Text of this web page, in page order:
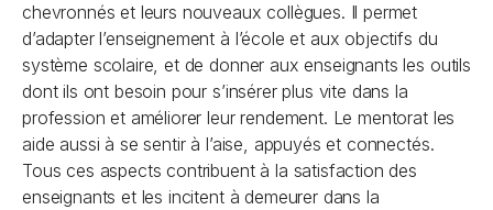
chevronnés et leurs nouveaux collègues. Il permet
d’adapter l’enseignement à l’école et aux objectifs du
système scolaire, et de donner aux enseignants les outils
dont ils ont besoin pour s’insérer plus vite dans la
profession et améliorer leur rendement. Le mentorat les
aide aussi à se sentir à l’aise, appuyés et connectés.
Tous ces aspects contribuent à la satisfaction des
enseignants et les incitent à demeurer dans la